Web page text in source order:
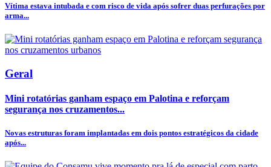
Vítima estava intubada e com risco de vida após sofrer duas perfurações por
arma...
Geral
Mini rotatórias ganham espaço em Palotina e reforçam
segurança nos cruzamentos...
Novas estruturas foram implantadas em dois pontos estratégicos da cidade
após...